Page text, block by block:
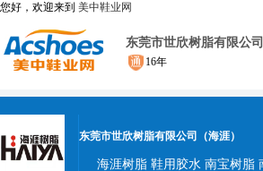
您好，欢迎来到 美中鞋业网
东莞市世欣树脂有限公司
16年
东莞市世欣树脂有限公司（海涯）